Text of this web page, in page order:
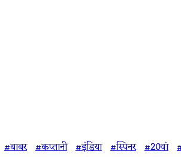
#बाबर #कप्तानी #इंडिया #स्पिनर #20वां